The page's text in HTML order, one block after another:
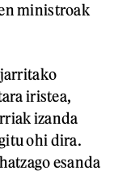
ministroak
iristea,
izanda
ohi dira.
esanda